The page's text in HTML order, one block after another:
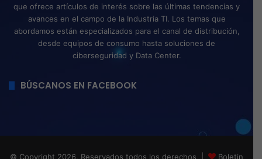
que ofrece artículos de interés sobre las últimas tendencias y
avances en el campo de la Industria TI. Los temas que
abordamos están especializados para el canal de distribución,
desde equipos de consumo hasta soluciones de
ciberseguridad y Data Center.
BÚSCANOS EN FACEBOOK
© Copyright 2026, Reservados todos los derechos | Boletin